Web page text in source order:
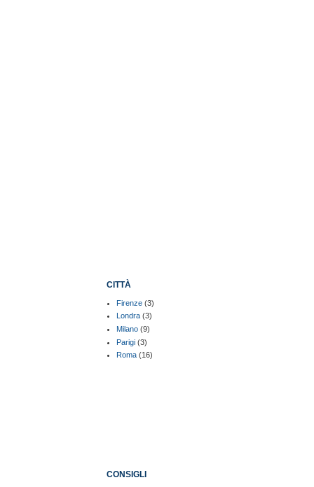
CITTÀ
Firenze (3)
Londra (3)
Milano (9)
Parigi (3)
Roma (16)
CONSIGLI